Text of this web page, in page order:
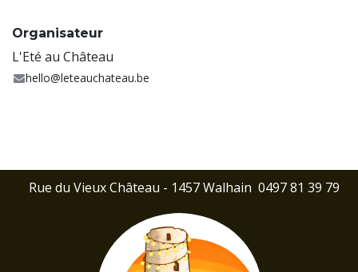
Organisateur
L'Eté au Château
hello@leteauchateau.be
Rue du Vieux Château - 1457 Walhain 0497 81 39 79